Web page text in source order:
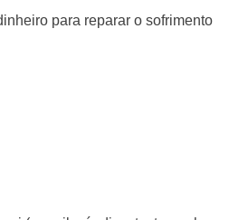
para reparar o sofrimento